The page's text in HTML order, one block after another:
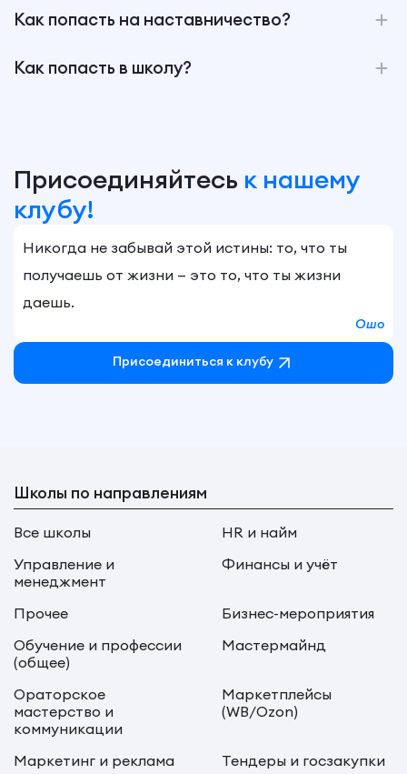
Как попасть на наставничество?
Как попасть в школу?
Присоединяйтесь к нашему
клубу!
Никогда не забывай этой истины: то, что ты
получаешь от жизни — это то, что ты жизни
даешь.
Ошо
Присоединиться к клубу
Школы по направлениям
Все школы
HR и найм
Управление и
менеджмент
Финансы и учёт
Прочее
Бизнес-мероприятия
Обучение и профессии
(общее)
Мастермайнд
Ораторское
мастерство и
коммуникации
Маркетплейсы
(WB/Ozon)
Маркетинг и реклама
Тендеры и госзакупки